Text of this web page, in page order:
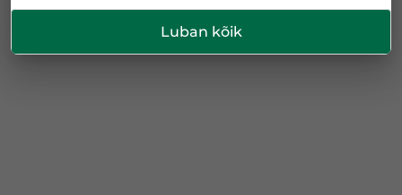
Luban kõik